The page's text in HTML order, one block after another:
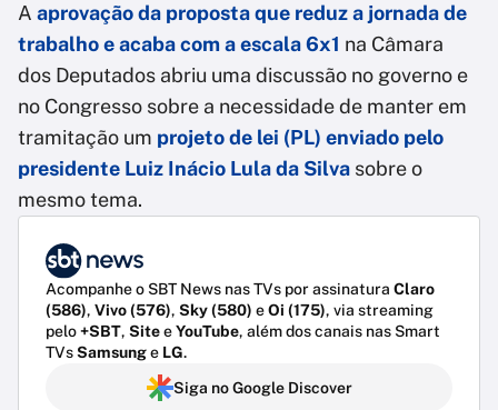
A aprovação da proposta que reduz a jornada de
trabalho e acaba com a escala 6x1 na Câmara
dos Deputados abriu uma discussão no governo e
no Congresso sobre a necessidade de manter em
tramitação um projeto de lei (PL) enviado pelo
presidente Luiz Inácio Lula da Silva sobre o
mesmo tema.
Acompanhe o SBT News nas TVs por assinatura Claro
(586), Vivo (576), Sky (580) eOi (175), via streaming
pelo+SBT, SiteeYouTube, além dos canais nas Smart
TVsSamsunge LG.
Siga no Google Discover